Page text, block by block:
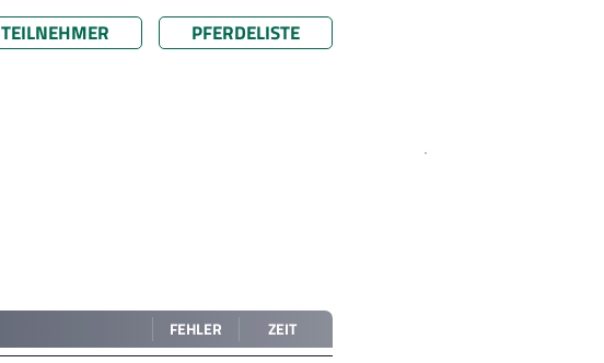
TEILNEHMER PFERDELISTE
FEHLER ZEIT